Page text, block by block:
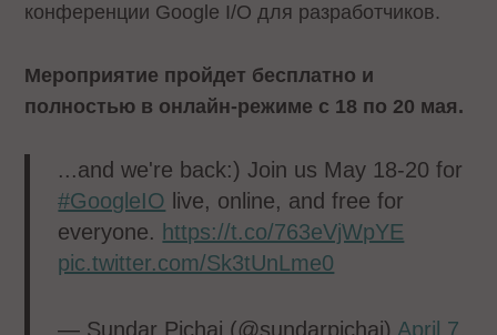
конференции Google I/O для разработчиков.
Мероприятие пройдет бесплатно и
полностью в онлайн-режиме с 18 по 20 мая.
...and we're back:) Join us May 18-20 for
#GoogleIO live, online, and free for
everyone. https://t.co/763eVjWpYE
pic.twitter.com/Sk3tUnLme0
— Sundar Pichai (@sundarpichai) April 7,